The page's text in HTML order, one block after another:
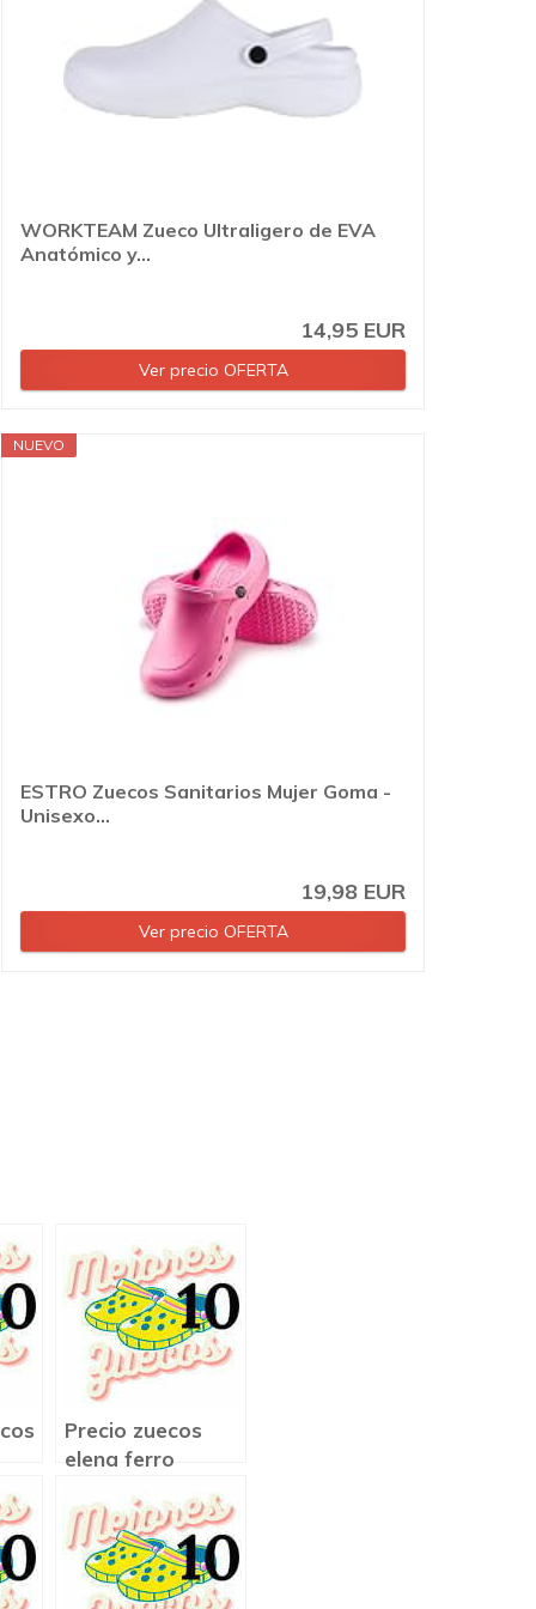
WORKTEAM Zueco Ultraligero de EVA
Anatómico y...
14,95 EUR
Ver precio OFERTA
NUEVO
ESTRO Zuecos Sanitarios Mujer Goma -
Unisexo...
19,98 EUR
Ver precio OFERTA
Precio zuecos
elena ferro